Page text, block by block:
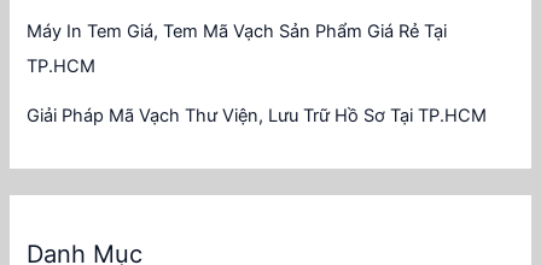
Máy In Tem Giá, Tem Mã Vạch Sản Phẩm Giá Rẻ Tại
TP.HCM
Giải Pháp Mã Vạch Thư Viện, Lưu Trữ Hồ Sơ Tại TP.HCM
Danh Mục